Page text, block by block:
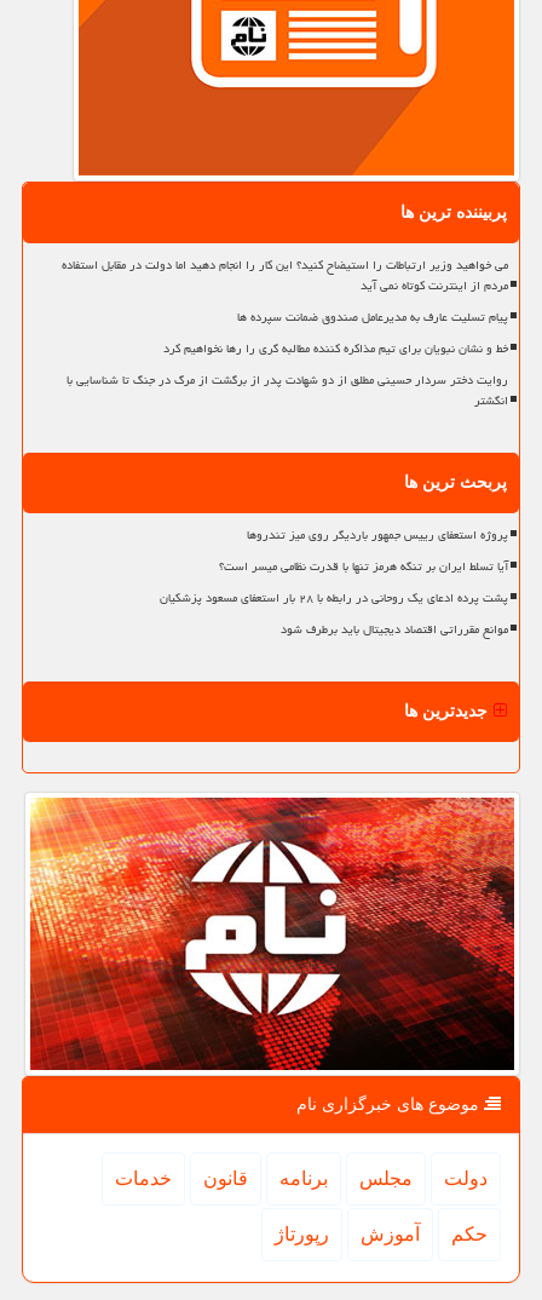
پربیننده ترین ها
می خواهید وزیر ارتباطات را استیضاح کنید؟ این کار را انجام دهید اما دولت در مقابل استفاده
مردم از اینترنت کوتاه نمی آید
پیام تسلیت عارف به مدیرعامل صندوق ضمانت سپرده ها
خط و نشان نبویان برای تیم مذاکره کننده مطالبه گری را رها نخواهیم کرد
روایت دختر سردار حسینی مطلق از دو شهادت پدر از برگشت از مرگ در جنگ تا شناسایی با
انگشتر
پربحث ترین ها
پروژه استعفای رییس جمهور باردیگر روی میز تندروها
آیا تسلط ایران بر تنگه هرمز تنها با قدرت نظامی میسر است؟
پشت پرده ادعای یک روحانی در رابطه با ۲۸ بار استعفای مسعود پزشکیان
موانع مقرراتی اقتصاد دیجیتال باید برطرف شود
جدیدترین ها
موضوع های خبرگزاری نام
دولت مجلس برنامه قانون خدمات
حكم آموزش رپورتاژ